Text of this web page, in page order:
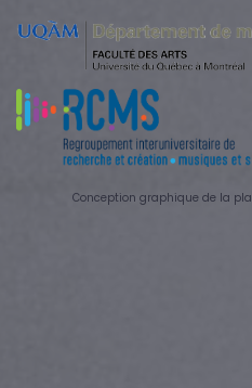
Conception graphique de la